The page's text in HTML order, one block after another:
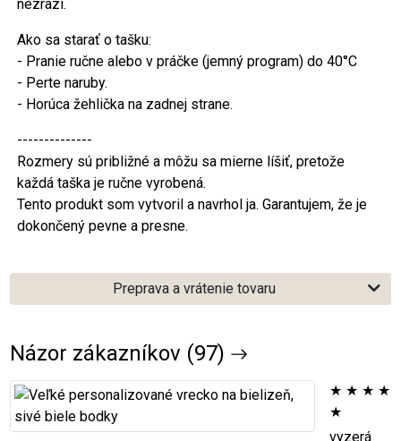
nezrazí.
Ako sa starať o tašku:
- Pranie ručne alebo v práčke (jemný program) do 40°C
- Perte naruby.
- Horúca žehlička na zadnej strane.
--------------
Rozmery sú približné a môžu sa mierne líšiť, pretože
každá taška je ručne vyrobená.
Tento produkt som vytvoril a navrhol ja. Garantujem, že je
dokončený pevne a presne.
Preprava a vrátenie tovaru
Názor zákazníkov (97)
★ ★ ★ ★
★
vyzerá